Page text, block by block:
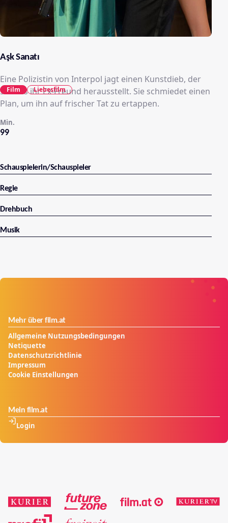
Aşk Sanatı
Eine Polizistin von Interpol jagt einen Kunstdieb, der
sich als ihr Ex-Freund herausstellt. Sie schmiedet einen
Plan, um ihn auf frischer Tat zu ertappen.
99
Min.
Film Liebesfilm
Schauspielerin/Schauspieler
Regie
Drehbuch
Musik
Mehr über film.at
Allgemeine Nutzungsbedingungen
Netiquette
Datenschutzrichtlinie
Impressum
Cookie Einstellungen
Mein film.at
Login